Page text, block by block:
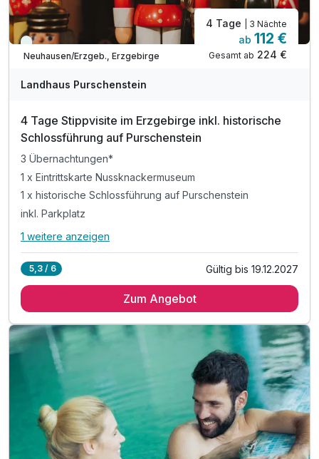
Viele Termine frei
Neuhausen/Erzgeb., Erzgebirge
4 Tage | 3 Nächte
ab 112 €
Gesamt ab 224 €
Landhaus Purschenstein
4 Tage Stippvisite im Erzgebirge inkl. historische
Schlossführung auf Purschenstein
3 Übernachtungen*
1 x Eintrittskarte Nussknackermuseum
1 x historische Schlossführung auf Purschenstein
inkl. Parkplatz
Alle Inklusivleistungen
1 x Eintrittskarte Nussknackermuseum
inkl. Parkplatz
inkl. W-LAN
1 weitere anzeigen
5,3 / 6 Gültig bis 19.12.2027
Zum Angebot